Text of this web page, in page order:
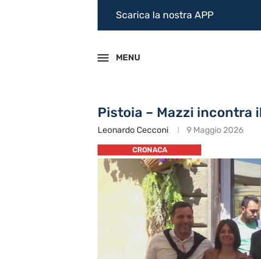
Scarica la nostra APP
MENU
Pistoia – Mazzi incontra
Leonardo Cecconi 9 Maggio 2026
CRONACA